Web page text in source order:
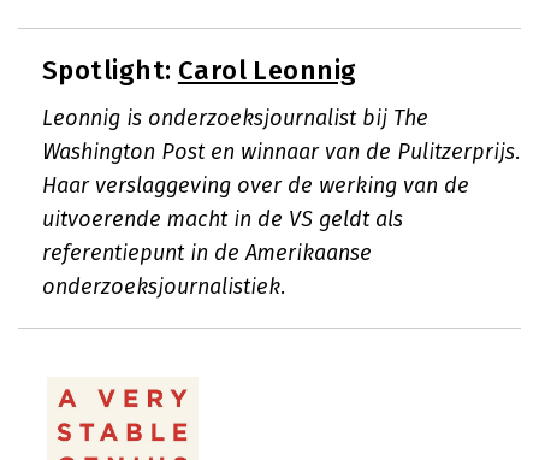
Spotlight: Carol Leonnig
Leonnig is onderzoeksjournalist bij The
Washington Post en winnaar van de Pulitzerprijs.
Haar verslaggeving over de werking van de
uitvoerende macht in de VS geldt als
referentiepunt in de Amerikaanse
onderzoeksjournalistiek.